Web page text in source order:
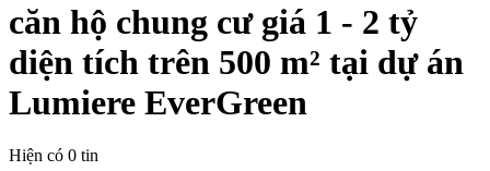
căn hộ chung cư giá 1 - 2 tỷ
diện tích trên 500 m² tại dự án
Lumiere EverGreen
Hiện có 0 tin